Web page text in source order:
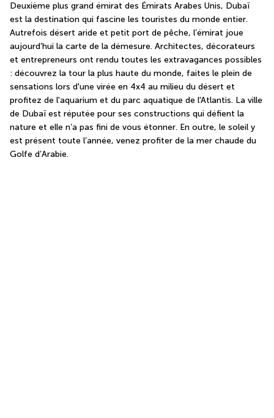
Deuxième plus grand émirat des Émirats Arabes Unis, Dubaï
est la destination qui fascine les touristes du monde entier.
Autrefois désert aride et petit port de pêche, l’émirat joue
aujourd’hui la carte de la démesure. Architectes, décorateurs
et entrepreneurs ont rendu toutes les extravagances possibles
: découvrez la tour la plus haute du monde, faites le plein de
sensations lors d'une virée en 4x4 au milieu du désert et
profitez de l'aquarium et du parc aquatique de l'Atlantis. La ville
de Dubaï est réputée pour ses constructions qui défient la
nature et elle n’a pas fini de vous étonner. En outre, le soleil y
est présent toute l’année, venez profiter de la mer chaude du
Golfe d’Arabie.